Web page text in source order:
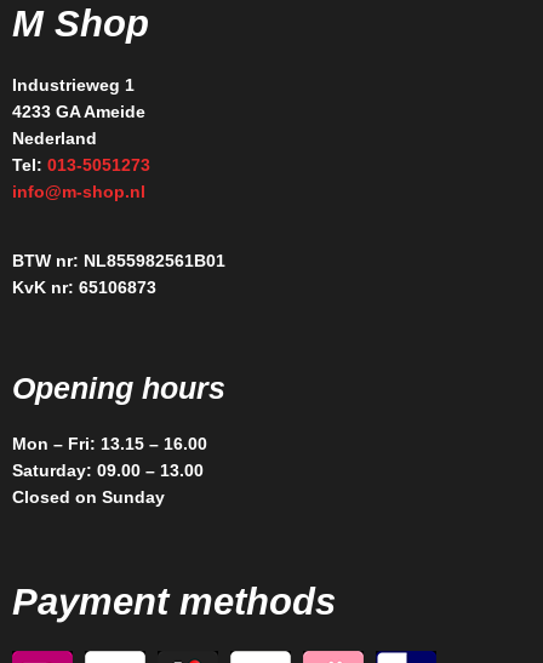
M Shop
Industrieweg 1
4233 GA Ameide
Nederland
Tel: 013-5051273
info@m-shop.nl
BTW nr: NL855982561B01
KvK nr: 65106873
Opening hours
Mon – Fri: 13.15 – 16.00
Saturday: 09.00 – 13.00
Closed on Sunday
Payment methods